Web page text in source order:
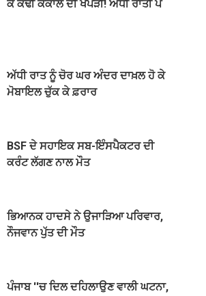
ਕੇ ਕੱਢੀ ਕੰਕਾਲ ਦੀ ਖੋਪੜੀ! ਅੱਧੀ ਰਾਤੀਂ ਪੈ
ਅੱਧੀ ਰਾਤ ਨੂੰ ਚੋਰ ਘਰ ਅੰਦਰ ਦਾਖ਼ਲ ਹੋ ਕੇ
ਮੋਬਾਇਲ ਚੁੱਕ ਕੇ ਫ਼ਰਾਰ
BSF ਦੇ ਸਹਾਇਕ ਸਬ-ਇੰਸਪੈਕਟਰ ਦੀ
ਕਰੰਟ ਲੱਗਣ ਨਾਲ ਮੌਤ
ਭਿਆਨਕ ਹਾਦਸੇ ਨੇ ਉਜਾੜਿਆ ਪਰਿਵਾਰ,
ਨੌਜਵਾਨ ਪੁੱਤ ਦੀ ਮੌਤ
ਪੰਜਾਬ ''ਚ ਦਿਲ ਦਹਿਲਾਉਣ ਵਾਲੀ ਘਟਨਾ,